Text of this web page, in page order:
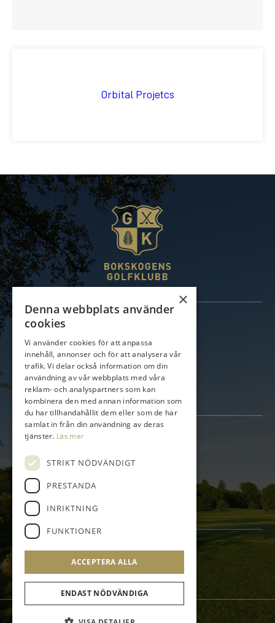
Orbital Projetcs
Gamla banan
Medlem
Träna
Företag
Bli Företagspartner
Golfpaket
Kontakt
info@bokskogen.com
+46 – (0)40 40 69 00
×
Denna webbplats använder
cookies
Vi använder cookies för att anpassa
innehåll, annonser och för att analysera vår
trafik. Vi delar också information om din
användning av vår webbplats med våra
reklam- och analyspartners som kan
kombinera den med annan information som
du har tillhandahållit dem eller som de har
samlat in från din användning av deras
tjänster. Läs mer
STRIKT NÖDVÄNDIGT
PRESTANDA
INRIKTNING
FUNKTIONER
ACCEPTERA ALLA
ENDAST NÖDVÄNDIGA